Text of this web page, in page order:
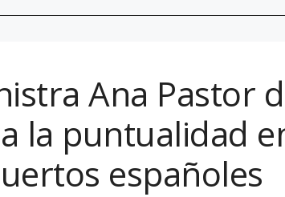
Ana Pastor
la puntualidad
españoles